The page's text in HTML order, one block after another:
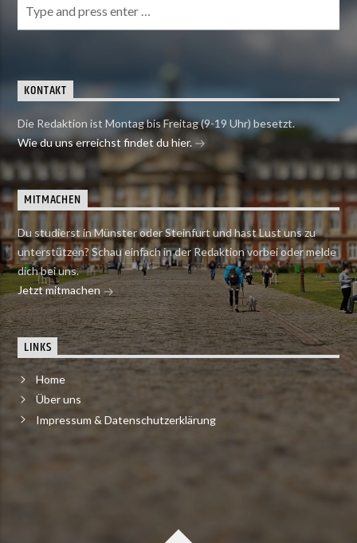
KONTAKT
Die Redaktion ist Montag bis Freitag (9-19 Uhr) besetzt.
Wie du uns erreichst findet du hier.
MITMACHEN
Du studierst in Münster oder Steinfurt und hast Lust uns zu
unterstützen? Schau einfach in der Redaktion vorbei oder melde
dich bei uns.
Jetzt mitmachen
LINKS
Home
Über uns
Impressum & Datenschutzerklärung